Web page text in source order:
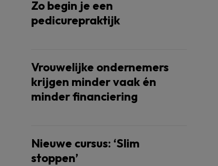
Zo begin je een
pedicurepraktijk
Vrouwelijke ondernemers
krijgen minder vaak én
minder financiering
Nieuwe cursus: ‘Slim
stoppen’